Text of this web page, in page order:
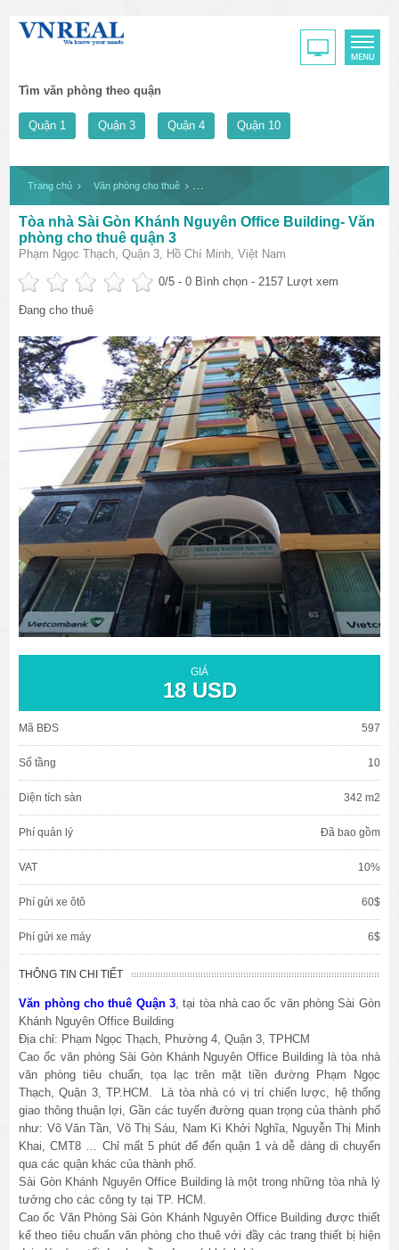
Tìm văn phòng theo quận
Quận 1 Quận 3 Quận 4 Quận 10
Trang chủ Văn phòng cho thuê
Tòa nhà Sài Gòn Khánh Nguyên Office Building- Văn
phòng cho thuê quận 3
Phạm Ngọc Thạch, Quận 3, Hồ Chí Minh, Việt Nam
0/5 -0 Bình chọn - 2157 Lượt xem
Đang cho thuê
GIÁ
18 USD
Mã BĐS 597
Số tầng 10
Diện tích sàn 342 m2
Phí quản lý Đã bao gồm
VAT 10%
Phí gửi xe ôtô 60$
Phí gửi xe máy 6$
THÔNG TIN CHI TIẾT
Văn phòng cho thuê Quận 3, tại tòa nhà cao ốc văn phòng Sài Gòn
Khánh Nguyên Office Building
Địa chỉ: Phạm Ngọc Thạch, Phường 4, Quận 3, TPHCM
Cao ốc văn phòng Sài Gòn Khánh Nguyên Office Building là tòa nhà
văn phòng tiêu chuẩn, tọa lạc trên mặt tiền đường Phạm Ngọc
Thạch, Quận 3, TP.HCM. Là tòa nhà có vị trí chiến lược, hệ thống
giao thông thuận lợi, Gần các tuyến đường quan trọng của thành phố
như: Võ Văn Tần, Võ Thị Sáu, Nam Kì Khởi Nghĩa, Nguyễn Thị Minh
Khai, CMT8 … Chỉ mất 5 phút để đến quận 1 và dễ dàng di chuyển
qua các quận khác của thành phố.
Sài Gòn Khánh Nguyên Office Building là một trong những tòa nhà lý
tưởng cho các công ty tại TP. HCM.
Cao ốc Văn Phòng Sài Gòn Khánh Nguyên Office Building được thiết
kế theo tiêu chuẩn văn phòng cho thuê với đầy các trang thiết bị hiện
văn phòng cho thuê quận 3
văn phòng quận 1
văn phòng quận 3
cao ốc văn phòng quận 1
cao ốc văn phòng quận 3